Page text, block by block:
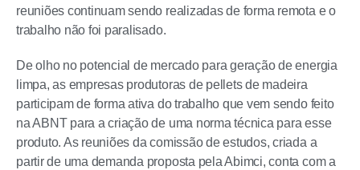
reuniões continuam sendo realizadas de forma remota e o
trabalho não foi paralisado.
De olho no potencial de mercado para geração de energia
limpa, as empresas produtoras de pellets de madeira
participam de forma ativa do trabalho que vem sendo feito
na ABNT para a criação de uma norma técnica para esse
produto. As reuniões da comissão de estudos, criada a
partir de uma demanda proposta pela Abimci, conta com a